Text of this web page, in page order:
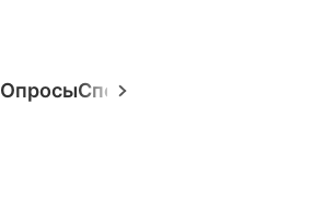
ОпросыСпецпроекты